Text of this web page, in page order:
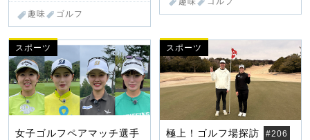
趣味 ゴルフ
スポーツ
女子ゴルフペアマッチ選手
スポーツ
極上！ゴルフ場探訪 #206